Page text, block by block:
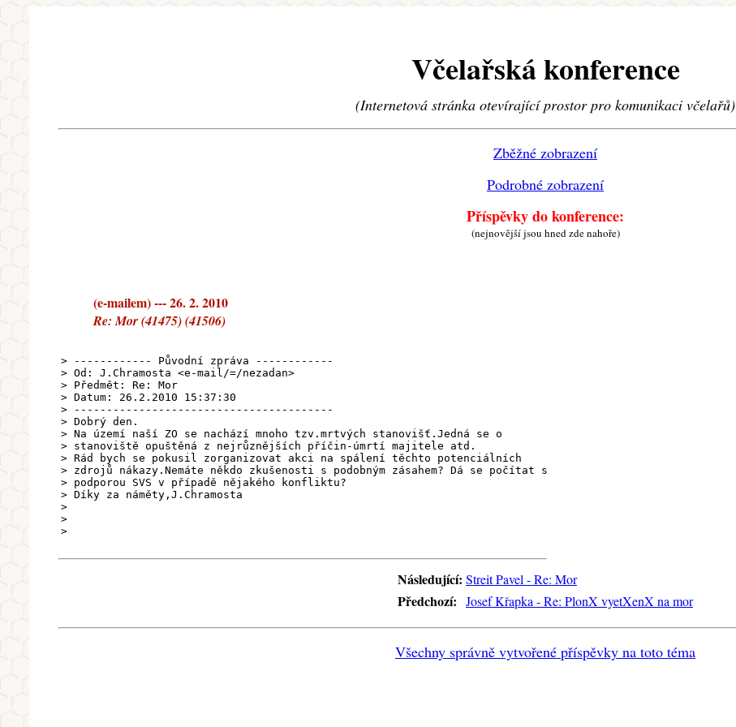
Včelařská konference
(Internetová stránka otevírající prostor pro komunikaci včelařů)
Zběžné zobrazení
Podrobné zobrazení
Příspěvky do konference:
(nejnovější jsou hned zde nahoře)
(e-mailem) --- 26. 2. 2010
Re: Mor (41475) (41506)
> ------------ Původní zpráva ------------
> Od: J.Chramosta <e-mail/=/nezadan>
> Předmět: Re: Mor
> Datum: 26.2.2010 15:37:30
> ----------------------------------------
> Dobrý den.
> Na území naší ZO se nachází mnoho tzv.mrtvých stanovišť.Jedná se o
> stanoviště opuštěná z nejrůznějších příčin-úmrtí majitele atd.
> Rád bych se pokusil zorganizovat akci na spálení těchto potenciálních
> zdrojů nákazy.Nemáte někdo zkušenosti s podobným zásahem? Dá se počítat s
> podporou SVS v případě nějakého konfliktu?
> Díky za náměty,J.Chramosta
>
>
>
Následující: Streit Pavel - Re: Mor
Předchozí: Josef Křapka - Re: PlonX vyetXenX na mor
Všechny správně vytvořené příspěvky na toto téma